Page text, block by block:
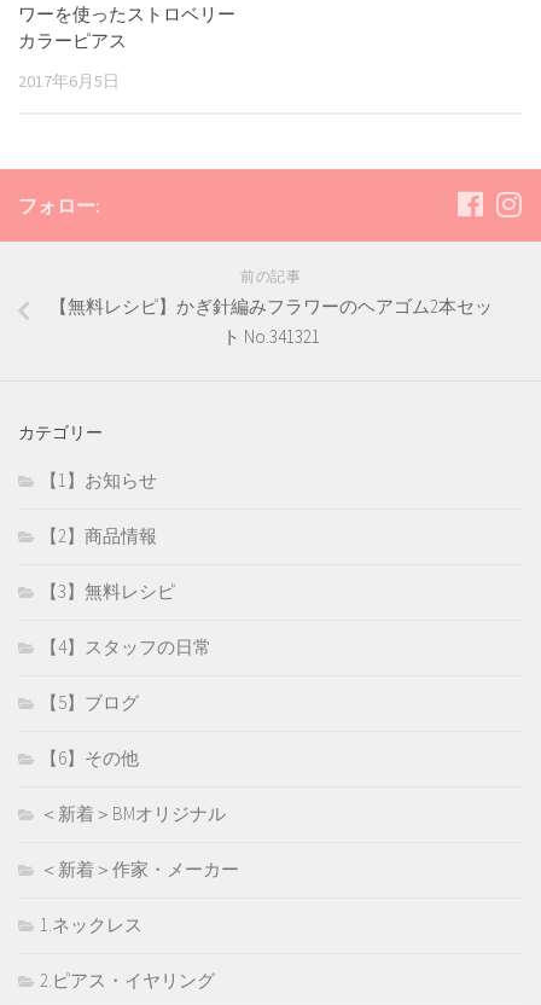
ワーを使ったストロベリー
カラーピアス
2017年6月5日
フォロー:
前の記事
【無料レシピ】かぎ針編みフラワーのヘアゴム2本セッ
ト No.341321
カテゴリー
【1】お知らせ
【2】商品情報
【3】無料レシピ
【4】スタッフの日常
【5】ブログ
【6】その他
＜新着＞BMオリジナル
＜新着＞作家・メーカー
1.ネックレス
2.ピアス・イヤリング